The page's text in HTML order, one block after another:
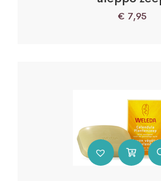
€ 7,95